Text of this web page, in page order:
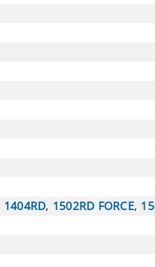
1404RD, 1502RD FORCE,